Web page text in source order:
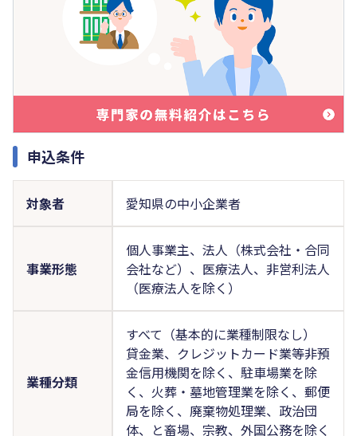
申込条件
対象者 愛知県の中小企業者
事業形態
個人事業主、法人（株式会社・合同
会社など）、医療法人、非営利法人
（医療法人を除く）
業種分類
すべて（基本的に業種制限なし）
貸金業、クレジットカード業等非預
金信用機関を除く、駐車場業を除
く、火葬・墓地管理業を除く、郵便
局を除く、廃棄物処理業、政治団
体、と畜場、宗教、外国公務を除く